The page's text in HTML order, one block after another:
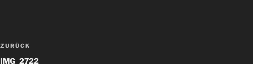
Beitragsnavigation
Vorheriger
Beitrag
ZURÜCK
IMG_2722